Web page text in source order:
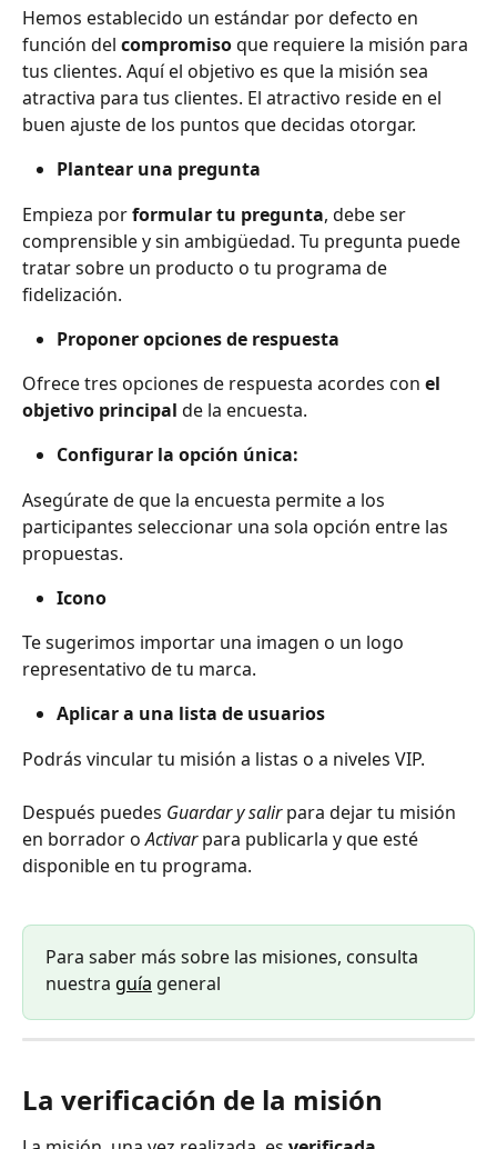
Hemos establecido un estándar por defecto en
función del compromiso que requiere la misión para
tus clientes. Aquí el objetivo es que la misión sea
atractiva para tus clientes. El atractivo reside en el
buen ajuste de los puntos que decidas otorgar.
Plantear una pregunta
Empieza por formular tu pregunta, debe ser
comprensible y sin ambigüedad. Tu pregunta puede
tratar sobre un producto o tu programa de
fidelización.
Proponer opciones de respuesta
Ofrece tres opciones de respuesta acordes con el
objetivo principal de la encuesta.
Configurar la opción única:
Asegúrate de que la encuesta permite a los
participantes seleccionar una sola opción entre las
propuestas.
Icono
Te sugerimos importar una imagen o un logo
representativo de tu marca.
Aplicar a una lista de usuarios
Podrás vincular tu misión a listas o a niveles VIP.
Después puedes Guardar y salir para dejar tu misión
en borrador o Activar para publicarla y que esté
disponible en tu programa.
Para saber más sobre las misiones, consulta
nuestra guía general
La verificación de la misión